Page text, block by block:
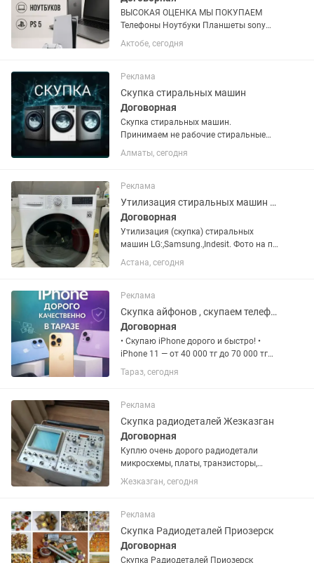
ВЫСОКАЯ ОЦЕНКА МЫ ПОКУПАЕМ
Телефоны Ноутбуки Планшеты sony
playstation 5 Ray Ban С минусом без
Актобе, сегодня
Реклама
Скупка стиральных машин
Договорная
Скупка стиральных машин.
Принимаем не рабочие стиральные
машины. Звоните или пишите .
Самовывоз
Алматы, сегодня
Реклама
Утилизация стиральных машин LG,Samsung.,Indesit.
Договорная
Утилизация (скупка) стиральных
машин LG:,Samsung.,Indesit. Фото на по
номеру .
Астана, сегодня
Реклама
Скупка айфонов , скупаем телефоны самсунг и так далее
Договорная
• Скупаю iPhone дорого и быстро! •
iPhone 11 — от 40 000 тг до 70 000 тг
(смотря по состоянию) iPhone 12 — от
60 000 тг до 90 000 тг (смотря по
тг до 120 000...
Тараз, сегодня
Реклама
Скупка радиодеталей Жезказган
Договорная
Куплю очень дорого радиодетали
микросхемы, платы, транзисторы,
разъемы,реле, контакты от пускателей
и контакты от реле. Приборы-КИП и их
генераторы, частотомеры...
Жезказган, сегодня
Реклама
Скупка Радиодеталей Приозерск
Договорная
Скупка Радиодеталей Приозерск